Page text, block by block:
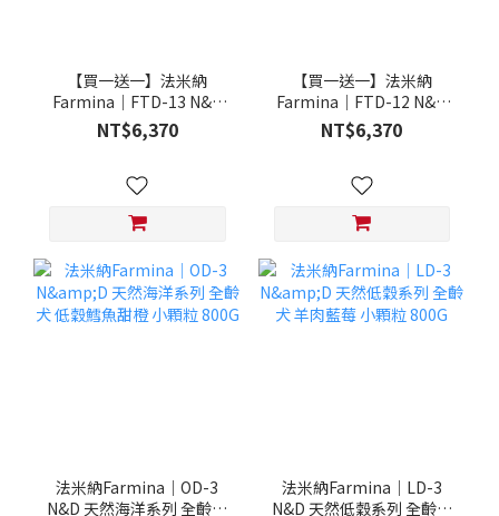
【買一送一】法米納
Farmina｜FTD-13 N&D
天然培育系列-全齡犬-頂級
鮭魚-潔牙顆粒 20KG §下
NT$6,370
【買一送一】法米納
Farmina｜FTD-12 N&D
天然培育系列-全齡犬-頂級
雞肉-潔牙顆粒 20KG §下
NT$6,370
法米納Farmina｜OD-3
N&D 天然海洋系列 全齡犬
法米納Farmina｜LD-3
N&D 天然低穀系列 全齡犬